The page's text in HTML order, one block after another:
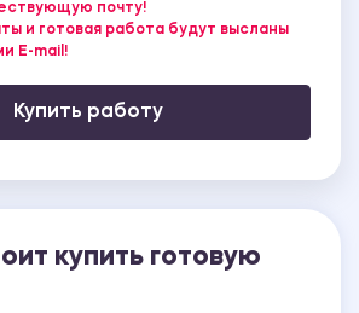
почту!
и готовая работа будут высланы
E-mail!
Купить работу
купить готовую